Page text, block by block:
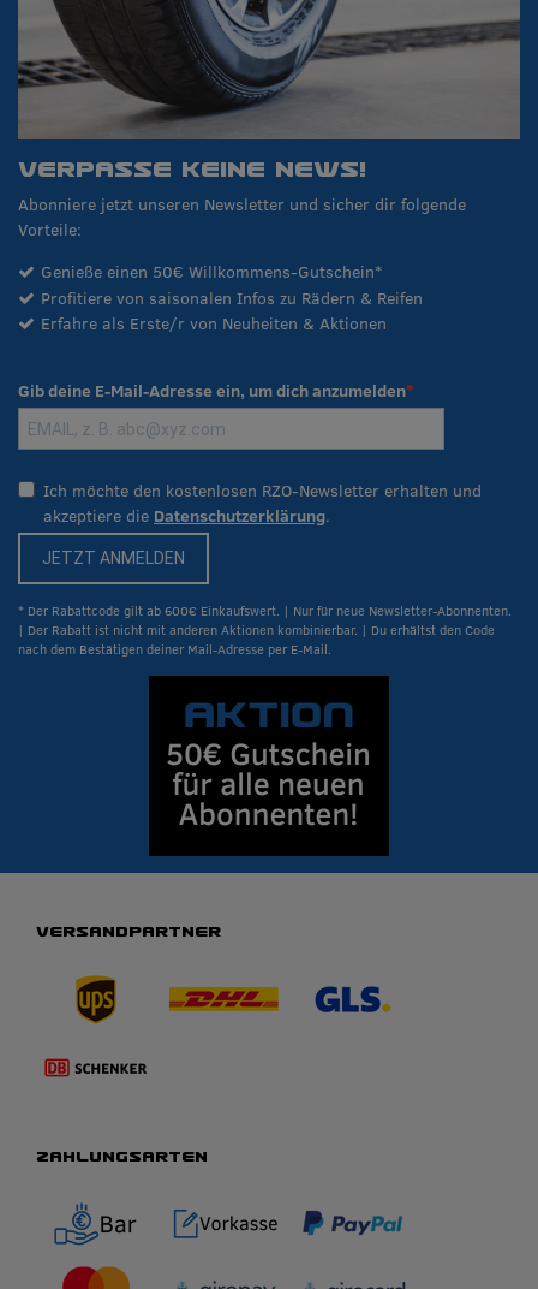
VERPASSE KEINE NEWS!
Abonniere jetzt unseren Newsletter und sicher dir folgende
Vorteile:
Genieße einen 50€ Willkommens-Gutschein*
Profitiere von saisonalen Infos zu Rädern & Reifen
Erfahre als Erste/r von Neuheiten & Aktionen
Gib deine E-Mail-Adresse ein, um dich anzumelden
Ich möchte den kostenlosen RZO-Newsletter erhalten und
akzeptiere die Datenschutzerklärung.
JETZT ANMELDEN
* Der Rabattcode gilt ab 600€ Einkaufswert. | Nur für neue Newsletter-Abonnenten.
| Der Rabatt ist nicht mit anderen Aktionen kombinierbar. | Du erhältst den Code
nach dem Bestätigen deiner Mail-Adresse per E-Mail.
VERSANDPARTNER
ZAHLUNGSARTEN